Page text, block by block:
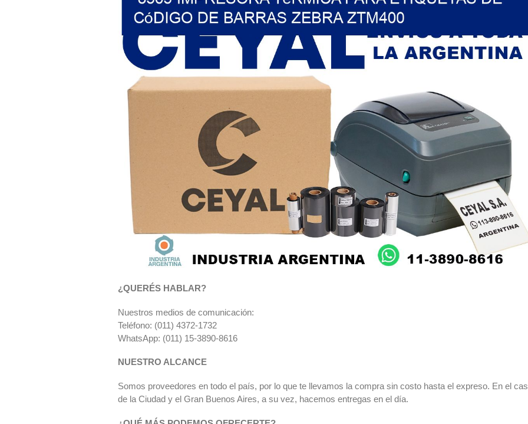
¿QUERÉS HABLAR?
Nuestros medios de comunicación:
Teléfono: (011) 4372-1732
WhatsApp: (011) 15-3890-8616
NUESTRO ALCANCE
Somos proveedores en todo el país, por lo que te llevamos la compra sin costo hasta el expreso. En el
de la Ciudad y el Gran Buenos Aires, a su vez, hacemos entregas en el día.